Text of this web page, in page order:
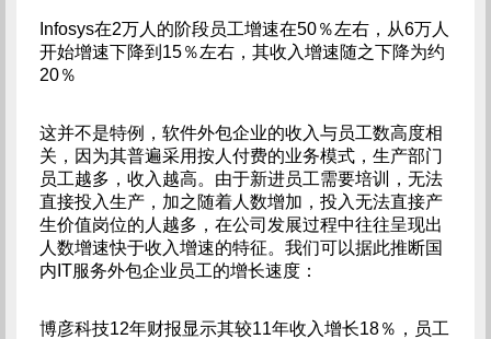
Infosys在2万人的阶段员工增速在50％左右，从6万人
开始增速下降到15％左右，其收入增速随之下降为约
20％
这并不是特例，软件外包企业的收入与员工数高度相
关，因为其普遍采用按人付费的业务模式，生产部门
员工越多，收入越高。由于新进员工需要培训，无法
直接投入生产，加之随着人数增加，投入无法直接产
生价值岗位的人越多，在公司发展过程中往往呈现出
人数增速快于收入增速的特征。我们可以据此推断国
内IT服务外包企业员工的增长速度：
博彦科技12年财报显示其较11年收入增长18％，员工